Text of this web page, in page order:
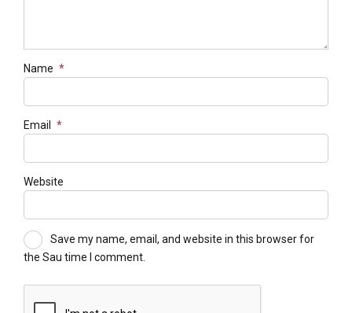
Name *
Email *
Website
Save my name, email, and website in this browser for
the Sau time I comment.